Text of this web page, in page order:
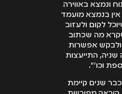
ונמצא באווירה
אין בנמצא מועמד
לקום ולעזוב
מה שכתוב
אפשרות
התייעצות
וכו'".
שנים קיימת